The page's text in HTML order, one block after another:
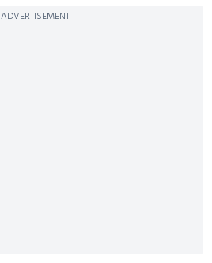
ADVERTISEMENT